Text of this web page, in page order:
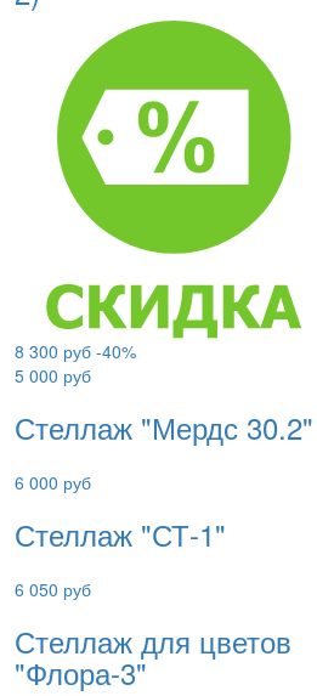
8 300 руб -40%
5 000 руб
Стеллаж "Мердс 30.2"
6 000 руб
Стеллаж "СТ-1"
6 050 руб
Стеллаж для цветов
"Флора-3"